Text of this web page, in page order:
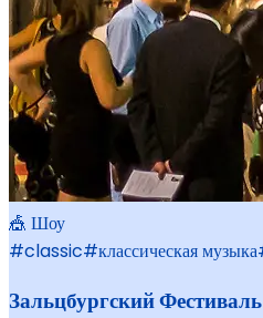
🎪 Шоу
#classic#классическая музыка
Зальцбургский Фестиваль